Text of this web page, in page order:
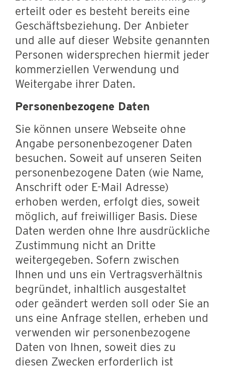
erteilt oder es besteht bereits eine
Geschäftsbeziehung. Der Anbieter
und alle auf dieser Website genannten
Personen widersprechen hiermit jeder
kommerziellen Verwendung und
Weitergabe ihrer Daten.
Personenbezogene Daten
Sie können unsere Webseite ohne
Angabe personenbezogener Daten
besuchen. Soweit auf unseren Seiten
personenbezogene Daten (wie Name,
Anschrift oder E-Mail Adresse)
erhoben werden, erfolgt dies, soweit
möglich, auf freiwilliger Basis. Diese
Daten werden ohne Ihre ausdrückliche
Zustimmung nicht an Dritte
weitergegeben. Sofern zwischen
Ihnen und uns ein Vertragsverhältnis
begründet, inhaltlich ausgestaltet
oder geändert werden soll oder Sie an
uns eine Anfrage stellen, erheben und
verwenden wir personenbezogene
Daten von Ihnen, soweit dies zu
diesen Zwecken erforderlich ist